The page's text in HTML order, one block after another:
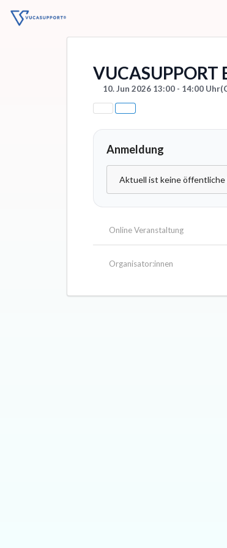
VUCASUPPORT
10. Jun 2026 13:00 - 14:00 Uhr
Anmeldung
Aktuell ist keine
Online Veranstaltung
Organisator:innen